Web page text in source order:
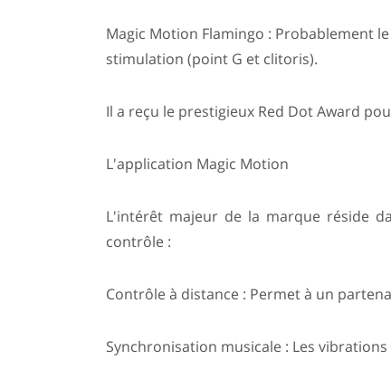
Magic Motion Flamingo : Probablement
stimulation (point G et clitoris).
Il a reçu le prestigieux Red Dot Award
L'application Magic Motion
L'intérêt majeur de la marque réside
contrôle :
Contrôle à distance : Permet à un
Synchronisation musicale : Les